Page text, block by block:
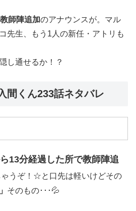
教師陣追加のアナウンスが。マル
先生、もう1人の新任・アトリも
し通せるか！？
間くん233話ネタバレ
13分経過した所で教師陣追
うぞ！☆と口先は軽いけどその
そのもの･･･💦